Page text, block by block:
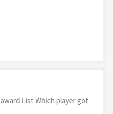
List Which player got